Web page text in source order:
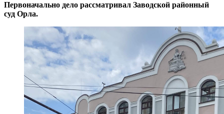
Первоначально дело рассматривал Заводской районный
суд Орла.